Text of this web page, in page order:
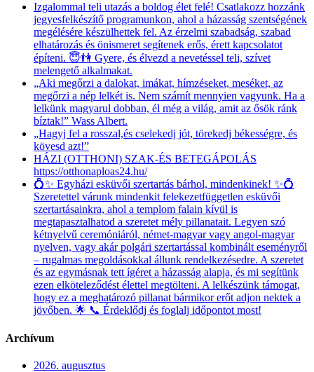
Izgalommal teli utazás a boldog élet felé! Csatlakozz hozzánk
jegyesfelkészítő programunkon, ahol a házasság szentségének
megélésére készülhettek fel. Az érzelmi szabadság, szabad
elhatározás és önismeret segítenek erős, érett kapcsolatot
építeni. 😇👫 Gyere, és élvezd a nevetéssel teli, szívet
melengető alkalmakat.
„Aki megőrzi a dalokat, imákat, hímzéseket, meséket, az
megőrzi a nép lelkét is. Nem számít mennyien vagyunk. Ha a
lelkünk magyarul dobban, él még a világ, amit az ősök ránk
bíztak!” Wass Albert.
„Hagyj fel a rosszal,és cselekedj jót, törekedj békességre, és
kövesd azt!”
HÁZI (OTTHONI) SZAK-ÉS BETEGÁPOLÁS
https://otthonaploas24.hu/
💍✨ Egyházi esküvői szertartás bárhol, mindenkinek! ✨💍
Szeretettel várunk mindenkit felekezetfüggetlen esküvői
szertartásainkra, ahol a templom falain kívül is
megtapasztalhatod a szeretet mély pillanatait. Legyen szó
kétnyelvű ceremóniáról, német-magyar vagy angol-magyar
nyelven, vagy akár polgári szertartással kombinált eseményről
– rugalmas megoldásokkal állunk rendelkezésedre. A szeretet
és az egymásnak tett ígéret a házasság alapja, és mi segítünk
ezen elköteleződést élettel megtölteni. A lelkészünk támogat,
hogy ez a meghatározó pillanat bármikor erőt adjon nektek a
jövőben. 🌟 📞 Érdeklődj és foglalj időpontot most!
Archívum
2026. augusztus